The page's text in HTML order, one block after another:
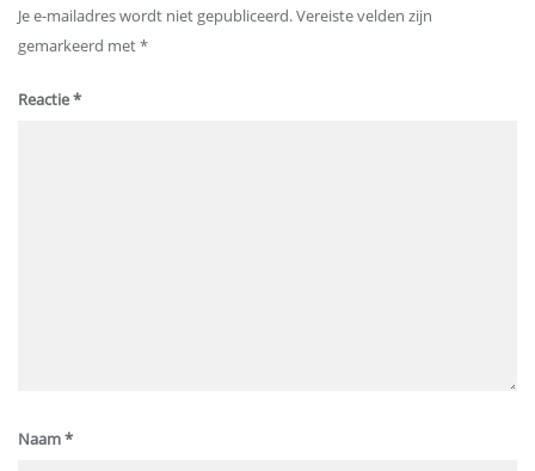
Je e-mailadres wordt niet gepubliceerd.Vereiste velden zijn
gemarkeerd met*
Reactie*
Naam*